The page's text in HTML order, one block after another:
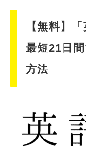
【無料】
最短21日
方法